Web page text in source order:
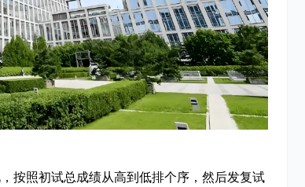
按照初试总成绩从高到低排个序，然后发复试